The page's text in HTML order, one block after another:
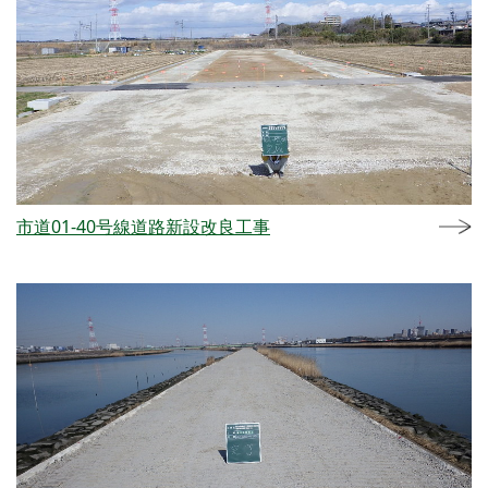
市道01-40号線道路新設改良工事